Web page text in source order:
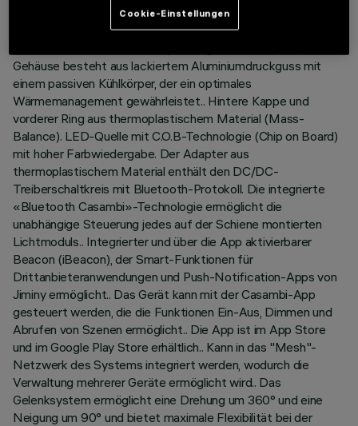
Kompakter Projektor komplett mit Adapter für die
Gehäuse besteht aus lackiertem Aluminiumdruckguss mit
einem passiven Kühlkörper, der ein optimales
Wärmemanagement gewährleistet.. Hintere Kappe und
vorderer Ring aus thermoplastischem Material (Mass-
Balance). LED-Quelle mit C.O.B-Technologie (Chip on Board)
mit hoher Farbwiedergabe. Der Adapter aus
thermoplastischem Material enthält den DC/DC-
Treiberschaltkreis mit Bluetooth-Protokoll. Die integrierte
«Bluetooth Casambi»-Technologie ermöglicht die
unabhängige Steuerung jedes auf der Schiene montierten
Lichtmoduls.. Integrierter und über die App aktivierbarer
Beacon (iBeacon), der Smart-Funktionen für
Drittanbieteranwendungen und Push-Notification-Apps von
Jiminy ermöglicht.. Das Gerät kann mit der Casambi-App
gesteuert werden, die die Funktionen Ein-Aus, Dimmen und
Abrufen von Szenen ermöglicht.. Die App ist im App Store
und im Google Play Store erhältlich.. Kann in das "Mesh"-
Netzwerk des Systems integriert werden, wodurch die
Verwaltung mehrerer Geräte ermöglicht wird.. Das
Gelenksystem ermöglicht eine Drehung um 360° und eine
Neigung um 90° und bietet maximale Flexibilität bei der
Cookie-Einstellungen